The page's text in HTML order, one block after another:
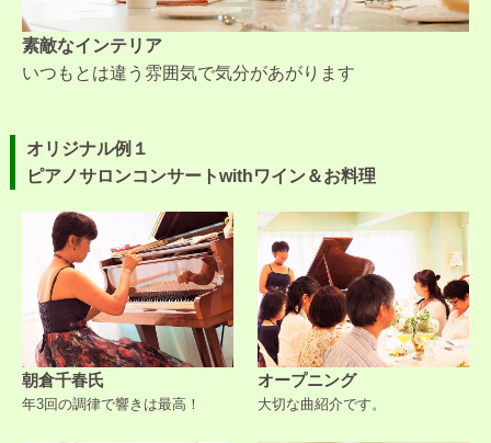
素敵なインテリア
いつもとは違う雰囲気で気分があがります
オリジナル例１
ピアノサロンコンサートwithワイン＆お料理
朝倉千春氏
年3回の調律で響きは最高！
オープニング
大切な曲紹介です。